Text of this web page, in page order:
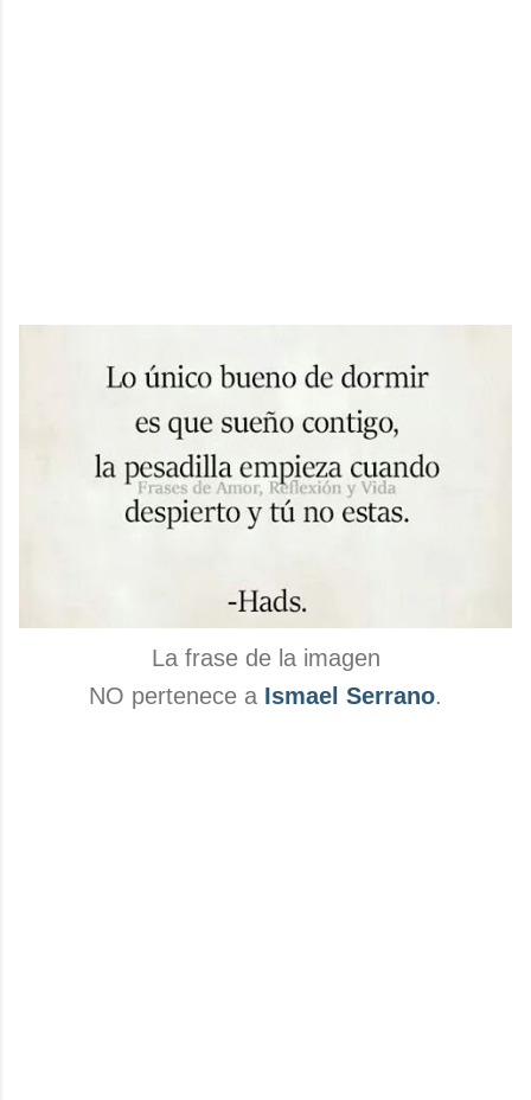
La frase de la imagen
NO pertenece a Ismael Serrano.